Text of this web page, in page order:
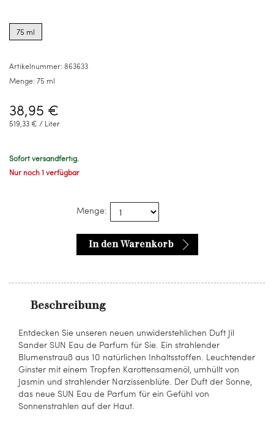
options
for75 ml
Artikelnummer: 863633
Menge: 75 ml
38,95 €
519,33 € / Liter
Sofort versandfertig.
Nur noch 1 verfügbar
Menge:
In den Warenkorb
Beschreibung
Entdecken Sie unseren neuen unwiderstehlichen Duft Jil
Sander SUN Eau de Parfum für Sie. Ein strahlender
Blumenstrauß aus 10 natürlichen Inhaltsstoffen. Leuchtender
Ginster mit einem Tropfen Karottensamenöl, umhüllt von
Jasmin und strahlender Narzissenblüte. Der Duft der Sonne,
das neue SUN Eau de Parfum für ein Gefühl von
Sonnenstrahlen auf der Haut.